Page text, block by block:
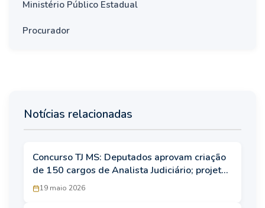
Ministério Público Estadual
Procurador
Notícias relacionadas
Concurso TJ MS: Deputados aprovam criação
de 150 cargos de Analista Judiciário; projeto
segue para sanção
19 maio 2026